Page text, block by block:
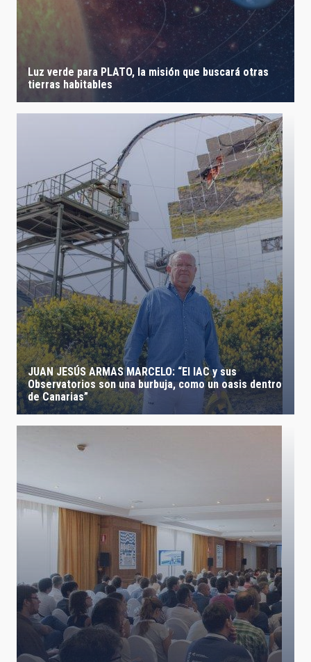
Luz verde para PLATO, la misión que buscará otras
tierras habitables
JUAN JESÚS ARMAS MARCELO: “El IAC y sus
Observatorios son una burbuja, como un oasis dentro
de Canarias”